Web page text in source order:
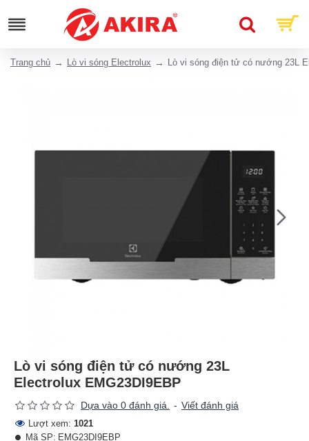
Trang chủ Lò vi sóng Electrolux Lò vi sóng điện tử có nướng 23L
Lò vi sóng điện tử có nướng 23L
Electrolux EMG23DI9EBP
Dựa vào 0 đánh giá. - Viết đánh giá
Lượt xem: 1021
Mã SP: EMG23DI9EBP